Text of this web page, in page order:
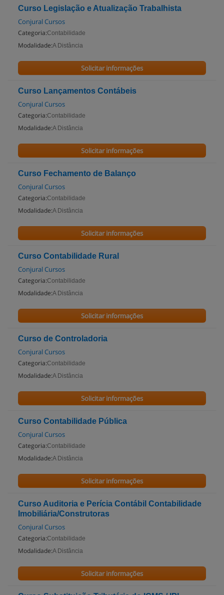
Curso Legislação e Atualização Trabalhista
Conjural Cursos
Categoria:Contabilidade
Modalidade:A Distância
Solicitar informações
Curso Lançamentos Contábeis
Conjural Cursos
Categoria:Contabilidade
Modalidade:A Distância
Solicitar informações
Curso Fechamento de Balanço
Conjural Cursos
Categoria:Contabilidade
Modalidade:A Distância
Solicitar informações
Curso Contabilidade Rural
Conjural Cursos
Categoria:Contabilidade
Modalidade:A Distância
Solicitar informações
Curso de Controladoria
Conjural Cursos
Categoria:Contabilidade
Modalidade:A Distância
Solicitar informações
Curso Contabilidade Pública
Conjural Cursos
Categoria:Contabilidade
Modalidade:A Distância
Solicitar informações
Curso Auditoria e Perícia Contábil Contabilidade
Imobiliária/Construtoras
Conjural Cursos
Categoria:Contabilidade
Modalidade:A Distância
Solicitar informações